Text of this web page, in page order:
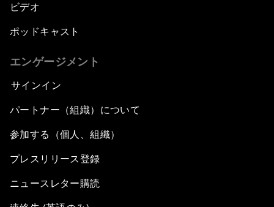
ビデオ
ポッドキャスト
エンゲージメント
サインイン
パートナー（組織）について
参加する（個人、組織）
プレスリリース登録
ニュースレター購読